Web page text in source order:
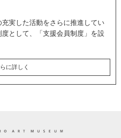
実した活動をさらに推進してい
として、「支援会員制度」を設
に詳しく